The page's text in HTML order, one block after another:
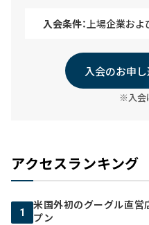
入会条件：上場企業およ
入会のお申
※入会
アクセスランキング
1
米国外初のグーグル直営
プン